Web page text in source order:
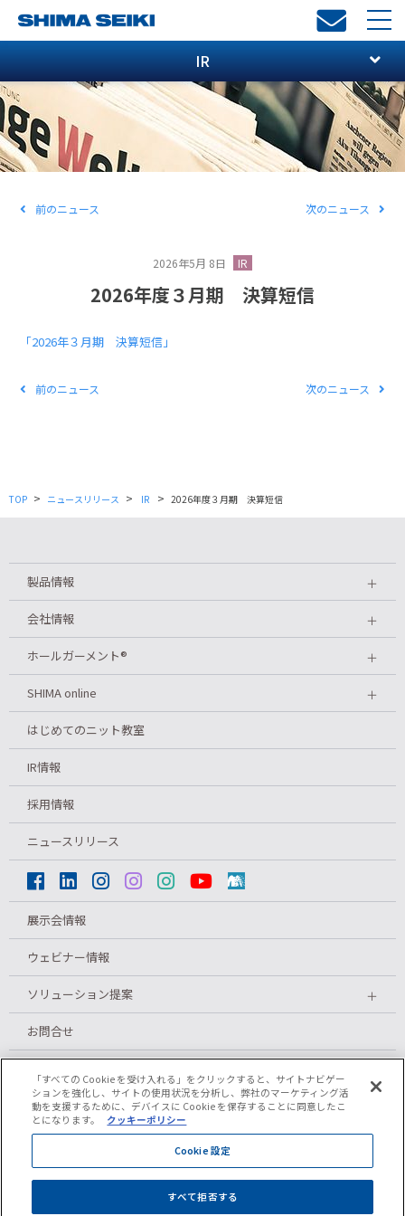
IR
次のニュース
前のニュース
2026年5月 8日 IR
2026年度３月期 決算短信
「2026年３月期 決算短信」
次のニュース
前のニュース
TOP > ニュースリリース > IR > 2026年度３月期 決算短信
製品情報 ＋
会社情報 ＋
ホールガーメント® ＋
SHIMA online ＋
はじめてのニット教室
IR情報
採用情報
ニュースリリース
展示会情報
ウェビナー情報
ソリューション提案 ＋
お問合せ
プライバシーポリシー
ご利用条件
「すべての Cookie を受け入れる」をクリックすると、サイトナビゲー
ションを強化し、サイトの使用状況を分析し、弊社のマーケティング活
動を支援するために、デバイスに Cookie を保存することに同意したこ
とになります。
クッキーポリシー
Cookie 設定
すべて拒否する